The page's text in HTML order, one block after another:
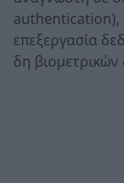
authentication),
επεξεργασία
δη